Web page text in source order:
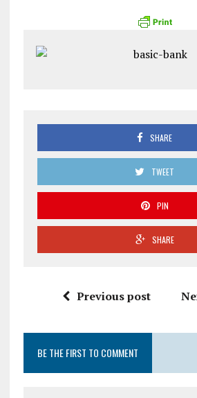
SHARE
TWEET
PIN
SHARE
Previous post
BE THE FIRST TO COMMENT